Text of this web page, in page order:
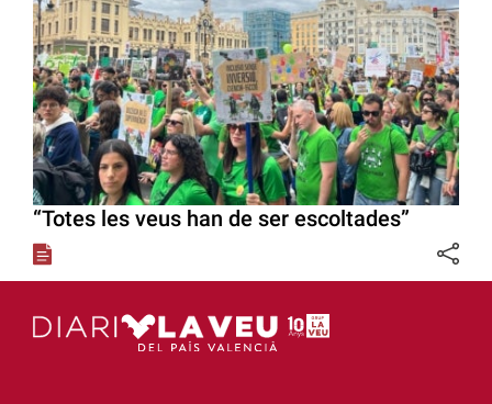
“Totes les veus han de ser escoltades”